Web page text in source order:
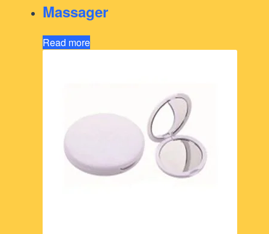
Massager
Read more